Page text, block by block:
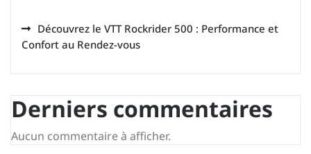
Découvrez le VTT Rockrider 500 : Performance et
Confort au Rendez-vous
Derniers commentaires
Aucun commentaire à afficher.